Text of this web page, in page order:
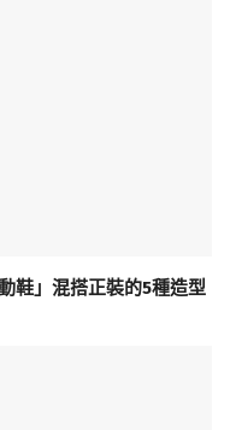
鞋」混搭正裝的5種造型